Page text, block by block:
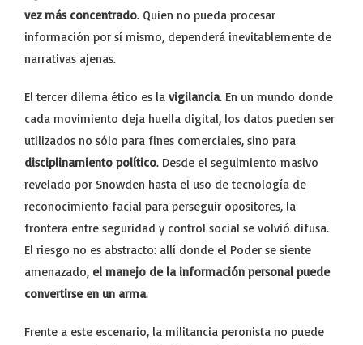
vez más concentrado. Quien no pueda procesar
información por sí mismo, dependerá inevitablemente de
narrativas ajenas.
El tercer dilema ético es la vigilancia. En un mundo donde
cada movimiento deja huella digital, los datos pueden ser
utilizados no sólo para fines comerciales, sino para
disciplinamiento político. Desde el seguimiento masivo
revelado por Snowden hasta el uso de tecnología de
reconocimiento facial para perseguir opositores, la
frontera entre seguridad y control social se volvió difusa.
El riesgo no es abstracto: allí donde el Poder se siente
amenazado, el manejo de la información personal puede
convertirse en un arma.
Frente a este escenario, la militancia peronista no puede